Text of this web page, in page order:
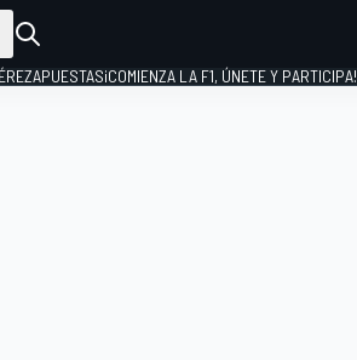
APUESTAS¡COMIENZA LA F1, ÚNETE Y PARTICIPA!